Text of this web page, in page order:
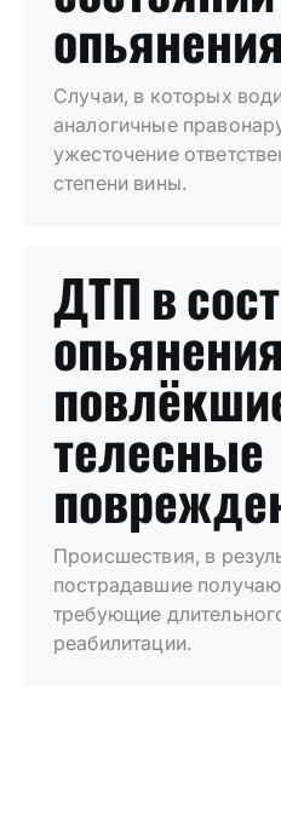
опьянения
Случаи, в которых
аналогичные
ужесточение
степени вины.
ДТП в
телесные
Происшествия, в
пострадавшие
требующие
реабилитации.